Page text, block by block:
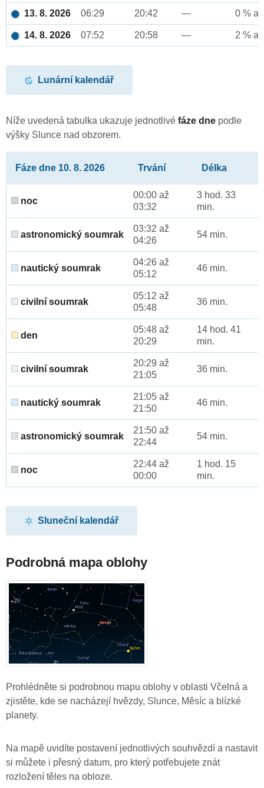
13. 8. 2026 06:29 20:42 — 0 %
14. 8. 2026 07:52 20:58 — 2 %
Lunární kalendář
Níže uvedená tabulka ukazuje jednotlivé fáze dne podle
výšky Slunce nad obzorem.
Fáze dne 10. 8. 2026 Trvání Délka
noc
00:00 až
03:32
3 hod. 33
min.
astronomický soumrak
03:32 až
04:26
54 min.
nautický soumrak
04:26 až
05:12
46 min.
civilní soumrak
05:12 až
05:48
36 min.
den
05:48 až
20:29
14 hod. 41
min.
civilní soumrak
20:29 až
21:05
36 min.
nautický soumrak
21:05 až
21:50
46 min.
astronomický soumrak
21:50 až
22:44
54 min.
noc
22:44 až
00:00
1 hod. 15
min.
Sluneční kalendář
Podrobná mapa oblohy
Prohlédněte si podrobnou mapu oblohy v oblasti Včelná a
zjistěte, kde se nacházejí hvězdy, Slunce, Měsíc a blízké
planety.
Na mapě uvidíte postavení jednotlivých souhvězdí a nastavit
si můžete i přesný datum, pro který potřebujete znát
rozložení těles na obloze.